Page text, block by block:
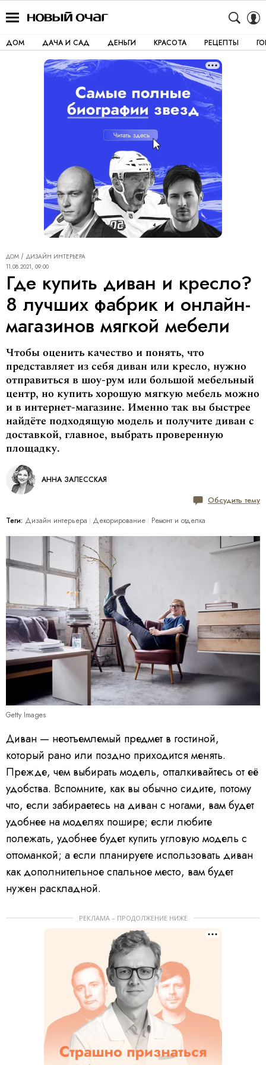
ДОМ ДАЧА И САД ДЕНЬГИ КРАСОТА РЕЦЕПТЫ
ДОМ
ДИЗАЙН ИНТЕРЬЕРА
11.08.2021, 09:00
Где купить диван и кресло?
8 лучших фабрик и онлайн-
магазинов мягкой мебели
Чтобы оценить качество и понять, что
представляет из себя диван или кресло, нужно
отправиться в шоу-рум или большой мебельный
центр, но купить хорошую мягкую мебель можно
и в интернет-магазине. Именно так вы быстрее
найдёте подходящую модель и получите диван с
доставкой, главное, выбрать проверенную
площадку.
АННА ЗАЛЕССКАЯ
Обсудить тему
Теги: Дизайн интерьера Декорирование Ремонт и отделка
Getty Images
Диван — неотъемлемый предмет в гостиной,
который рано или поздно приходится менять.
Прежде, чем выбирать модель, отталкивайтесь от её
удобства. Вспомните, как вы обычно сидите, потому
что, если забираетесь на диван с ногами, вам будет
удобнее на моделях пошире; если любите
полежать, удобнее будет купить угловую модель с
оттоманкой; а если планируете использовать диван
как дополнительное спальное место, вам будет
нужен раскладной.
РЕКЛАМА – ПРОДОЛЖЕНИЕ НИЖЕ